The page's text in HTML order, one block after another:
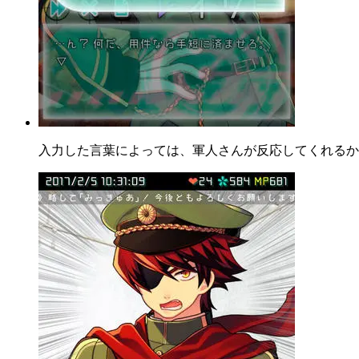
入力した言葉によっては、軍人さんが反応してくれる